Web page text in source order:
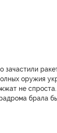
зачастили
оружия
не
брала